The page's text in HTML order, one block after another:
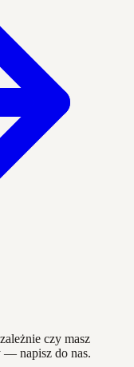
czy masz
— napisz do nas.